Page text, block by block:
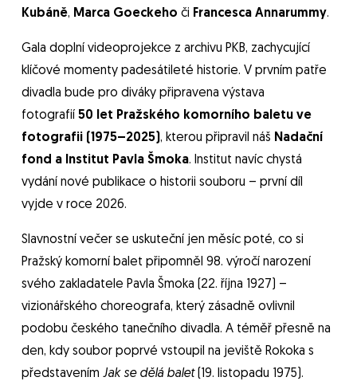
Kubáně, Marca Goeckeho či Francesca Annarummy.
Gala doplní videoprojekce z archivu PKB, zachycující
klíčové momenty padesátileté historie. V prvním patře
divadla bude pro diváky připravena výstava
fotografií 50 let Pražského komorního baletu ve
fotografii (1975–2025) , kterou připravil náš Nadační
fond a Institut Pavla Šmoka. Institut navíc chystá
vydání nové publikace o historii souboru – první díl
vyjde v roce 2026.
Slavnostní večer se uskuteční jen měsíc poté, co si
Pražský komorní balet připomněl 98. výročí narození
svého zakladatele Pavla Šmoka (22. října 1927) –
vizionářského choreografa, který zásadně ovlivnil
podobu českého tanečního divadla. A téměř přesně na
den, kdy soubor poprvé vstoupil na jeviště Rokoka s
představením Jak se dělá balet(19. listopadu 1975).